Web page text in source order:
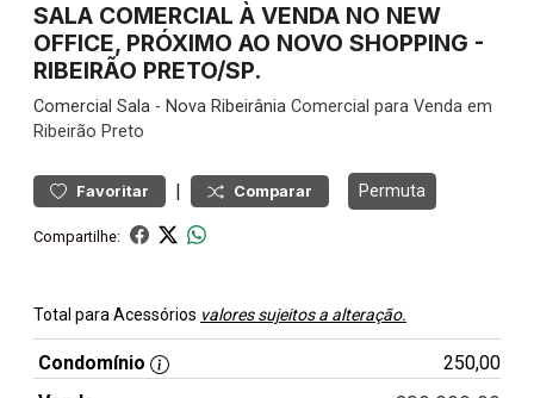
SALA COMERCIAL À VENDA NO NEW
OFFICE, PRÓXIMO AO NOVO SHOPPING -
RIBEIRÃO PRETO/SP.
Comercial Sala - Nova Ribeirânia Comercial para Venda em
Ribeirão Preto
Favoritar | Comparar Permuta
Compartilhe:
Total para Acessórios valores sujeitos a alteração.
Condomínio
250,00